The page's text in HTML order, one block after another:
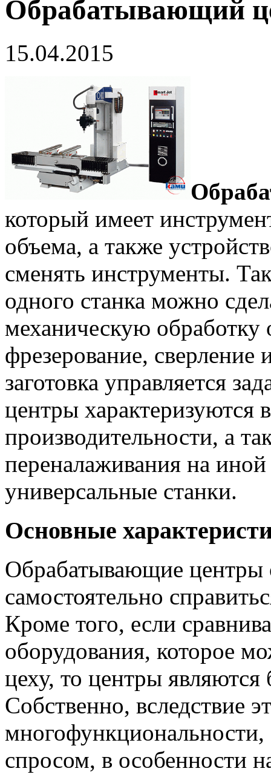
Обрабатывающий
15.04.2015
который имеет
объема, а также
сменять инструменты.
одного станка можно
механическую обработку
фрезерование, сверление
заготовка управляется
центры характеризуются
производительности, а
переналаживания на
универсальные станки.
Основные
Обрабатывающие центры
самостоятельно
Кроме того, если
оборудования, которое
цеху, то центры
Собственно, вследствие
спросом, в особенности